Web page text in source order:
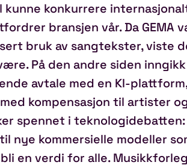
kunne konkurrere
bransjen vår. Da GEMA
bruk av sangtekster, viste
På den andre siden
avtale med en
kompensasjon til artister
spennet i
nye kommersielle modeller
en verdi for alle.